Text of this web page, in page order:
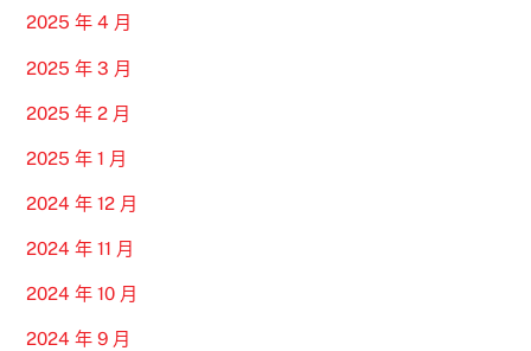
2025 年 4 月
2025 年 3 月
2025 年 2 月
2025 年 1 月
2024 年 12 月
2024 年 11 月
2024 年 10 月
2024 年 9 月